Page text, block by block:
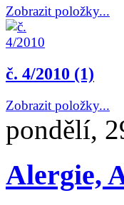
Zobrazit položky...
č. 4/2010 (1)
Zobrazit položky...
pondělí,
Alergie,